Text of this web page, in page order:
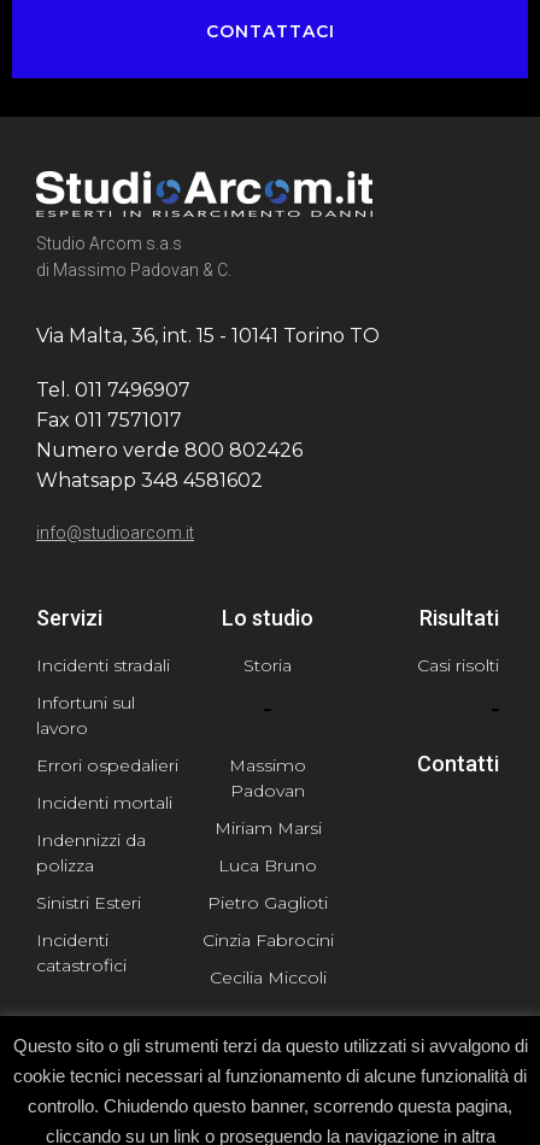
CONTATTACI
Studio Arcom s.a.s
di Massimo Padovan & C.
Via Malta, 36, int. 15 - 10141 Torino TO
Tel. 011 7496907
Fax 011 7571017
Numero verde 800 802426
Whatsapp 348 4581602
info@studioarcom.it
Servizi
Incidenti stradali
Infortuni sul
lavoro
Errori ospedalieri
Incidenti mortali
Indennizzi da
polizza
Sinistri Esteri
Incidenti
catastrofici
Lo studio
Storia
Massimo
Padovan
Miriam Marsi
Luca Bruno
Pietro Gaglioti
Cinzia Fabrocini
Cecilia Miccoli
Risultati
Casi risolti
Contatti
Questo sito o gli strumenti terzi da questo utilizzati si avvalgono di
cookie tecnici necessari al funzionamento di alcune funzionalità di
controllo. Chiudendo questo banner, scorrendo questa pagina,
cliccando su un link o proseguendo la navigazione in altra